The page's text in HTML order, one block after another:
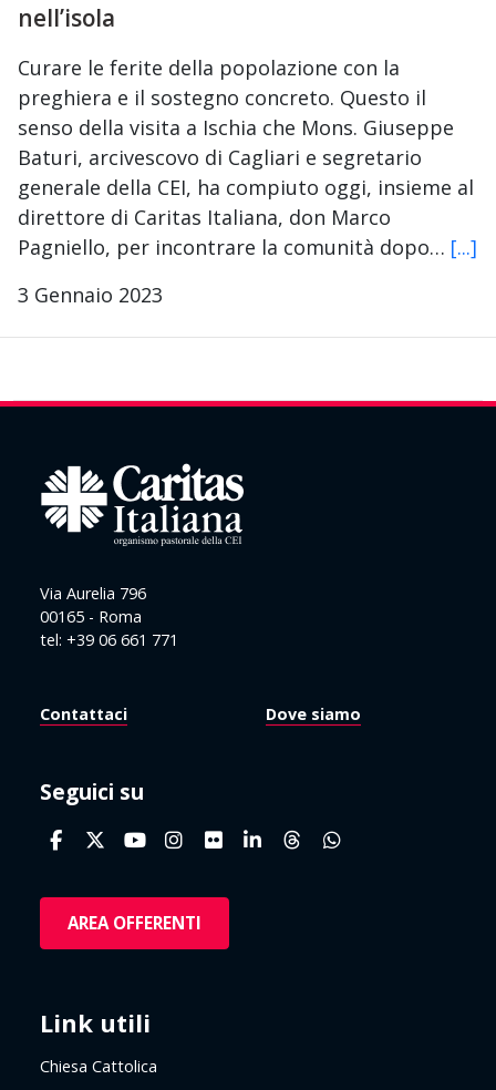
nell’isola
Curare le ferite della popolazione con la
preghiera e il sostegno concreto. Questo il
senso della visita a Ischia che Mons. Giuseppe
Baturi, arcivescovo di Cagliari e segretario
generale della CEI, ha compiuto oggi, insieme al
direttore di Caritas Italiana, don Marco
Pagniello, per incontrare la comunità dopo… [...]
3 Gennaio 2023
Via Aurelia 796
00165 - Roma
tel: +39 06 661 771
Contattaci Dove siamo
Seguici su
AREA OFFERENTI
Link utili
Chiesa Cattolica